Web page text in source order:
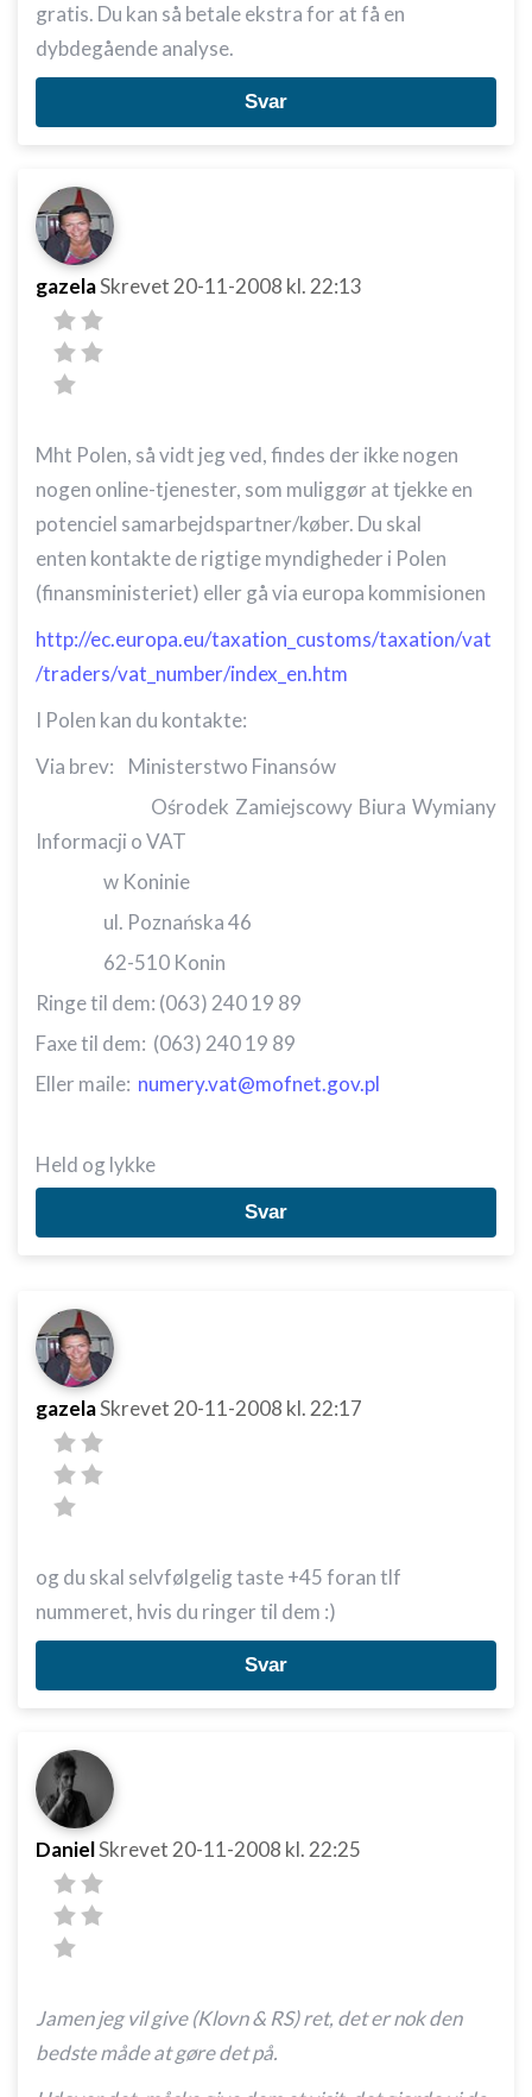
gratis. Du kan så betale ekstra for at få en
dybdegående analyse.
Svar
gazelaSkrevet 20-11-2008 kl. 22:13
Mht Polen, så vidt jeg ved, findes der ikke nogen
nogen online-tjenester, som muliggør at tjekke en
potenciel samarbejdspartner/køber. Du skal
enten kontakte de rigtige myndigheder i Polen
(finansministeriet) eller gå via europa kommisionen
http://ec.europa.eu/taxation_customs/taxation/vat
/traders/vat_number/index_en.htm
I Polen kan du kontakte:
Via brev: Ministerstwo Finansów
Ośrodek Zamiejscowy Biura Wymiany
Informacji o VAT
w Koninie
ul. Poznańska 46
62-510 Konin
Ringe til dem: (063) 240 19 89
Faxe til dem: (063) 240 19 89
Eller maile: numery.vat@mofnet.gov.pl
Held og lykke
Svar
gazelaSkrevet 20-11-2008 kl. 22:17
og du skal selvfølgelig taste +45 foran tlf
nummeret, hvis du ringer til dem :)
Svar
DanielSkrevet 20-11-2008 kl. 22:25
Jamen jeg vil give (Klovn & RS) ret, det er nok den
bedste måde at gøre det på.